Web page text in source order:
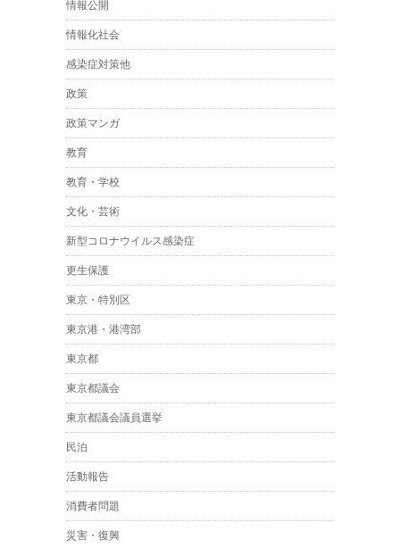
情報公開
情報化社会
感染症対策他
政策
政策マンガ
教育
教育・学校
文化・芸術
新型コロナウイルス感染症
更生保護
東京・特別区
東京港・港湾部
東京都
東京都議会
東京都議会議員選挙
民泊
活動報告
消費者問題
災害・復興